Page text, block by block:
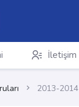
İletişim
2013-2014